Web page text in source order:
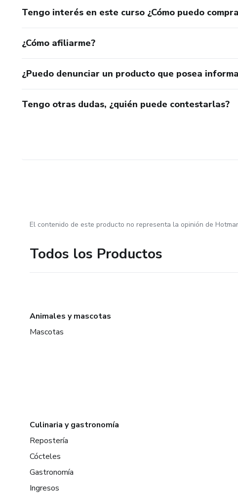
Tengo interés en este curso ¿Cómo puedo
¿Cómo afiliarme?
¿Puedo denunciar un producto que posea
Tengo otras dudas, ¿quién puede contestarlas?
El contenido de este producto no representa la opinión de
Todos los Productos
Animales y mascotas
Mascotas
Culinaria y gastronomía
Repostería
Cócteles
Gastronomía
Ingresos